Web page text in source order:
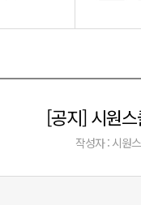
[공지] 시원
작성자 : 시원